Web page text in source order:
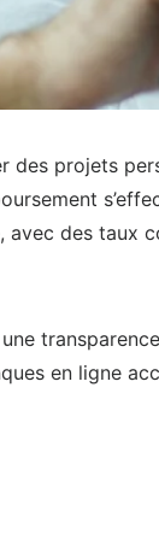
projets
des
en ligne